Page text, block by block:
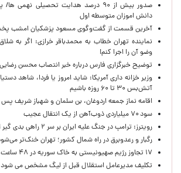
دانش اموزان متوسطه اول
آخرین قسمت از گفت‌وگوی مسعود پزشکیان امشب
نماینده تهران خطاب به محمدباقر خرازی: اگر به
وضو آن را اجرا کنم!
توضیح خبرگزاری فارس درباره خبر انتصاب محسن
وزیر خزانه داری آمریکا: شاید امروز یا فردا، شاهد
آتش‌بس ۳۰ تا ۶۰ روزه باشیم
اقامه نماز جمعه اردوغان، بن ‌سلمان و شهباز شریف پس
سود ۷۰ میلیاردی ذوب‌آهن از یک انتقال عجیب
رویترز: ترامپ در جنگ علیه ایران بر سر ۲ راهی بدی گیر افتاده است
رگبار و رعدوبرق در راه شمال کشور؛ تهران خنک‌تر
۱۷ تجاوز رژیم صهیونیستی به خاک سوریه در ۴۸ ساعت گذشته
تکلیف مدیرعامل استقلال قبل از لیگ مشخص می شود